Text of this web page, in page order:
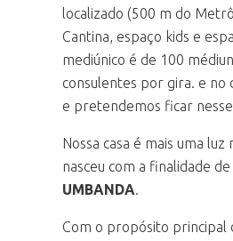
localizado (500 m do
Cantina, espaço kids e
mediúnico é de 100
consulentes por gira. e no
e pretendemos ficar
Nossa casa é mais uma
nasceu com a finalidade
UMBANDA.
Com o propósito principal